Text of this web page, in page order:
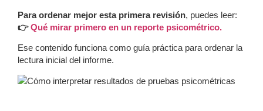
Para ordenar mejor esta primera revisión, puedes leer:
👉 Qué mirar primero en un reporte psicométrico.
Ese contenido funciona como guía práctica para ordenar la
lectura inicial del informe.